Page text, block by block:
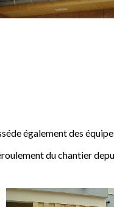
également des
du chantier